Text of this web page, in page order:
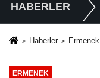
HABERLER
Haberler Ermenek
ERMENEK